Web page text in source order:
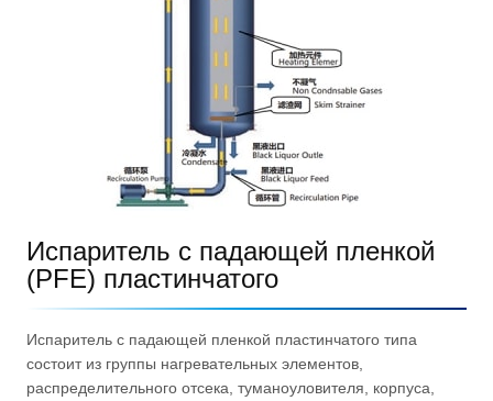
Испаритель с падающей пленкой
(PFE) пластинчатого
Испаритель с падающей пленкой пластинчатого типа
состоит из группы нагревательных элементов,
распределительного отсека, туманоуловителя, корпуса,